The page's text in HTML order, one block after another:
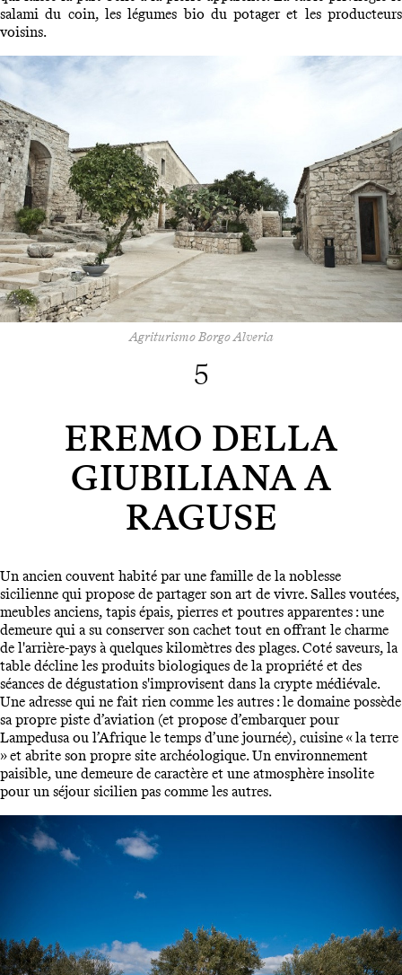
salami du coin, les légumes bio du potager et les producteurs
voisins.
Agriturismo Borgo Alveria
5
EREMO DELLA
GIUBILIANA A
RAGUSE
Un ancien couvent habité par une famille de la noblesse
sicilienne qui propose de partager son art de vivre. Salles voutées,
meubles anciens, tapis épais, pierres et poutres apparentes : une
demeure qui a su conserver son cachet tout en offrant le charme
de l'arrière-pays à quelques kilomètres des plages. Coté saveurs, la
table décline les produits biologiques de la propriété et des
séances de dégustation s'improvisent dans la crypte médiévale.
Une adresse qui ne fait rien comme les autres : le domaine possède
sa propre piste d’aviation (et propose d’embarquer pour
Lampedusa ou l’Afrique le temps d’une journée), cuisine « la terre
» et abrite son propre site archéologique. Un environnement
paisible, une demeure de caractère et une atmosphère insolite
pour un séjour sicilien pas comme les autres.